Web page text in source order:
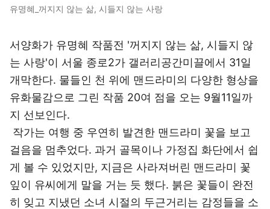
유명혜_꺼지지 않는 삶, 시들지 않는 사랑
서양화가 유명혜 작품전 '꺼지지 않는 삶, 시들지 않
는 사랑'이 서울 종로2가 갤러리공간미끌에서 31일
개막한다. 물들인 천 위에 맨드라미의 다양한 형상을
유화물감으로 그린 작품 20여 점을 오는 9월11일까
지 선보인다.
작가는 여행 중 우연히 발견한 맨드라미 꽃을 보고
걸음을 멈추었다. 과거 골목이나 가정집 화단에서 쉽
게 볼 수 있었지만, 지금은 사라져버린 맨드라미 꽃
잎이 유씨에게 말을 거는 듯 했다. 붉은 꽃들이 완전
히 잊고 지냈던 소녀 시절의 두근거리는 감정들을 소